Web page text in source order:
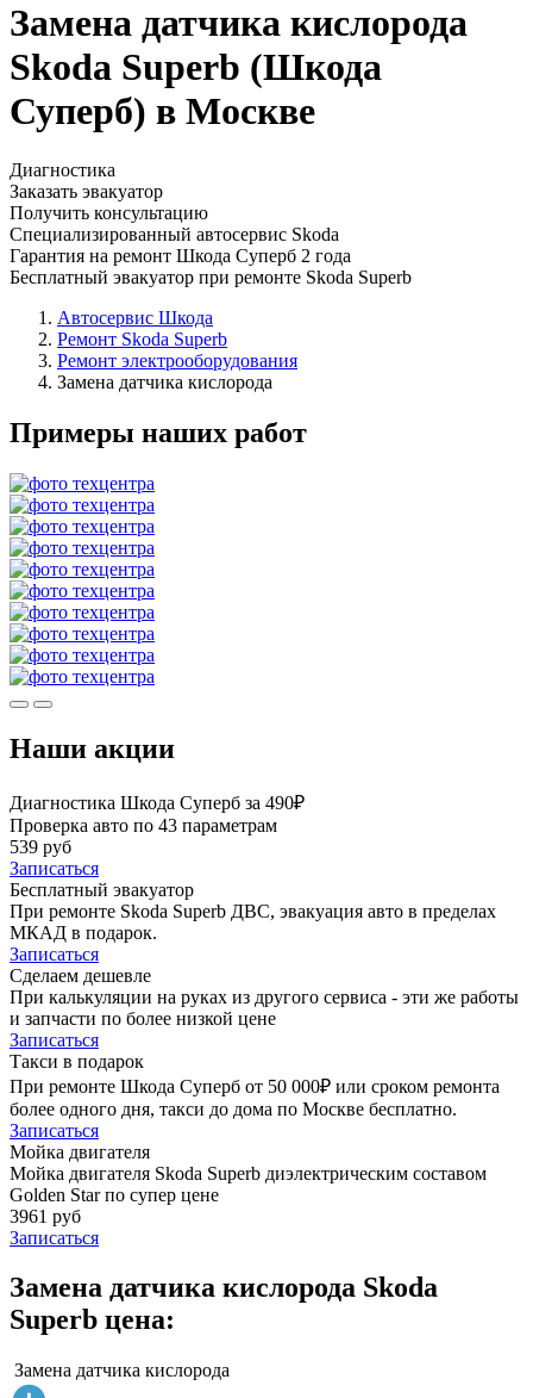
Замена датчика кислорода
Skoda Superb (Шкода
Суперб) в Москве
Диагностика
Заказать эвакуатор
Получить консультацию
Специализированный автосервис Skoda
Гарантия на ремонт Шкода Суперб 2 года
Бесплатный эвакуатор при ремонте Skoda Superb
Автосервис Шкода
Ремонт Skoda Superb
Ремонт электрооборудования
Замена датчика кислорода
Примеры наших работ
Наши акции
Диагностика Шкода Суперб за 490₽
Проверка авто по 43 параметрам
539 руб
Записаться
Бесплатный эвакуатор
При ремонте Skoda Superb ДВС, эвакуация авто в пределах
МКАД в подарок.
Записаться
Сделаем дешевле
При калькуляции на руках из другого сервиса - эти же работы
и запчасти по более низкой цене
Записаться
Такси в подарок
При ремонте Шкода Суперб от 50 000₽ или сроком ремонта
более одного дня, такси до дома по Москве бесплатно.
Записаться
Мойка двигателя
Мойка двигателя Skoda Superb диэлектрическим составом
Golden Star по супер цене
3961 руб
Записаться
Замена датчика кислорода Skoda
Superb цена:
Замена датчика кислорода